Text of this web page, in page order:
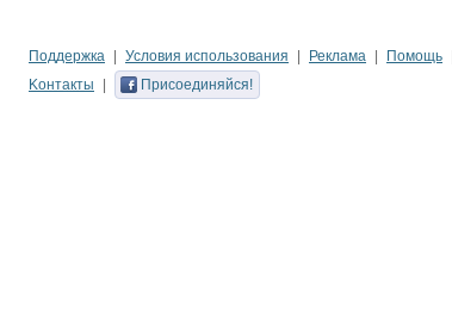
Поддержка Условия использования Реклама Помощь
Kонтакты
Присоединяйся!